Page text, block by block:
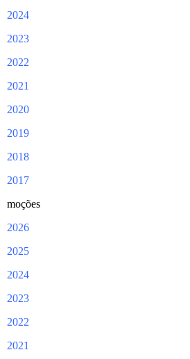
2024
2023
2022
2021
2020
2019
2018
2017
moções
2026
2025
2024
2023
2022
2021